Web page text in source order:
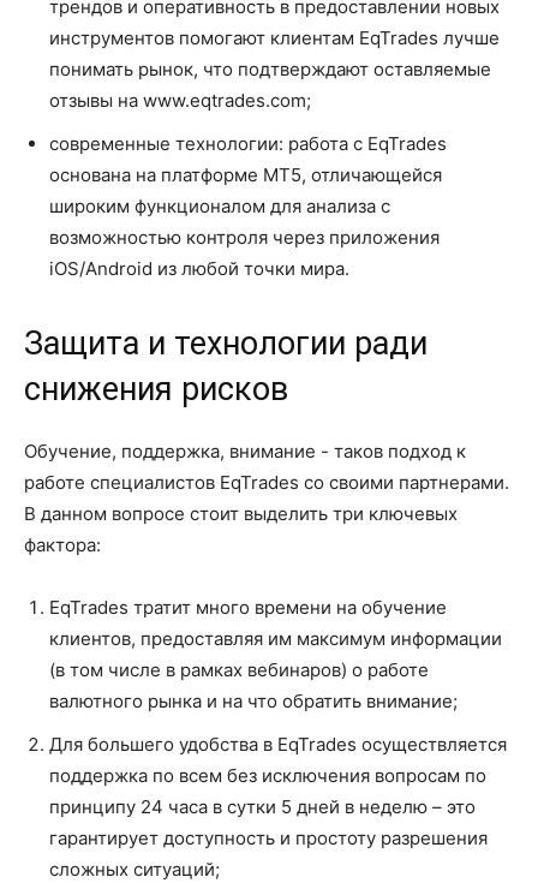
трендов и оперативность в предоставлении новых
инструментов помогают клиентам EqTrades лучше
понимать рынок, что подтверждают оставляемые
отзывы на www.eqtrades.com;
современные технологии: работа с EqTrades
основана на платформе MT5, отличающейся
широким функционалом для анализа с
возможностью контроля через приложения
iOS/Android из любой точки мира.
Защита и технологии ради
снижения рисков
Обучение, поддержка, внимание - таков подход к
работе специалистов EqTrades со своими партнерами.
В данном вопросе стоит выделить три ключевых
фактора:
EqTrades тратит много времени на обучение
клиентов, предоставляя им максимум информации
(в том числе в рамках вебинаров) о работе
валютного рынка и на что обратить внимание;
Для большего удобства в EqTrades осуществляется
поддержка по всем без исключения вопросам по
принципу 24 часа в сутки 5 дней в неделю – это
гарантирует доступность и простоту разрешения
сложных ситуаций;